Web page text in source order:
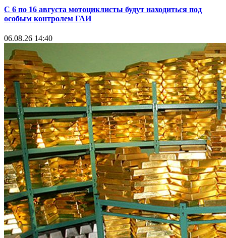
С 6 по 16 августа мотоциклисты будут находиться под
особым контролем ГАИ
06.08.26 14:40